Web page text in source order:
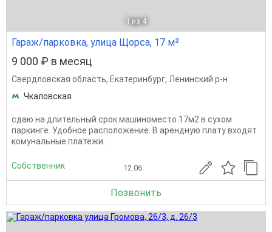
1 из 4
Гараж/парковка, улица Щорса, 17 м²
9 000 ₽ в месяц
Свердловская область, Екатеринбург, Ленинский р-н
Чкаловская
сдаю на длительный срок машиноместо 17м2 в сухом
паркинге. Удобное расположение. В арендную плату входят
комунальные платежи.
Собственник 12.06
Позвонить